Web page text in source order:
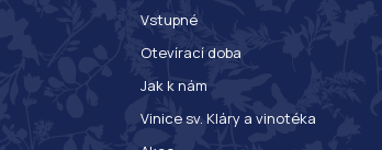
Vstupné
Otevírací doba
Jak k nám
Vinice sv. Kláry a vinotéka